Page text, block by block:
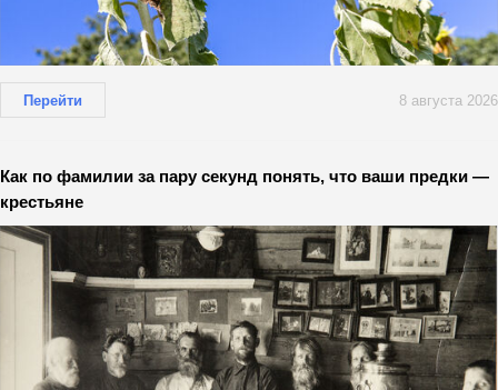
Перейти 8 августа 2026
Как по фамилии за пару секунд понять, что ваши предки —
крестьяне